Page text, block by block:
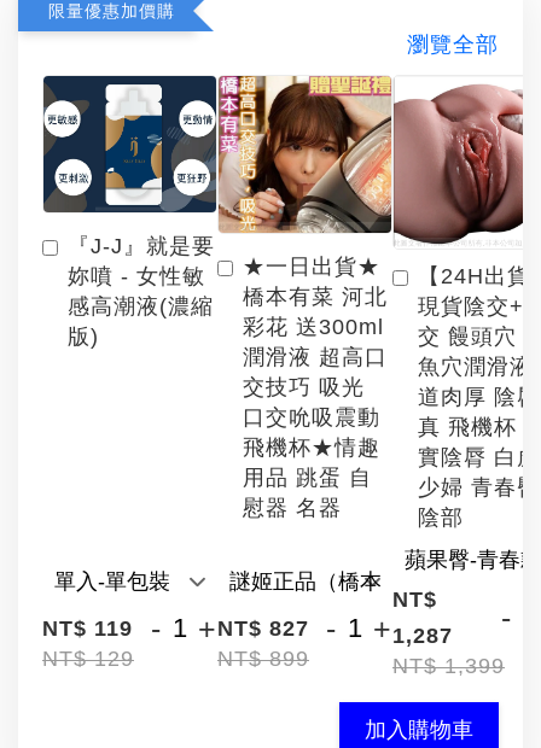
限量優惠加價購
瀏覽全部
『J-J』就是要
妳噴 - 女性敏
感高潮液(濃縮
版)
NT$ 119
NT$ 129
- +
★一日出貨★
橋本有菜 河北
彩花 送300ml
潤滑液 超高口
交技巧 吸光
口交吮吸震動
飛機杯★情趣
用品 跳蛋 自
慰器 名器
NT$ 827
NT$ 899
- +
【24H出貨
現貨陰交+
交 饅頭穴
魚穴潤滑液
道肉厚 陰
真 飛機杯
實陰脣 白
少婦 青春臀
陰部
NT$
1,287
NT$ 1,399
-
加入購物車